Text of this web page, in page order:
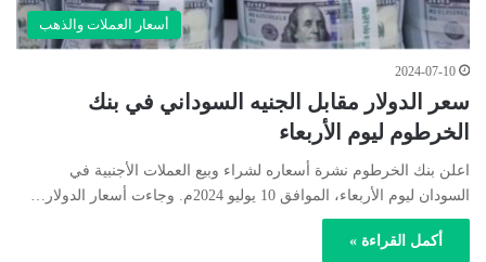
أسعار العملات والذهب
2024-07-10
سعر الدولار مقابل الجنيه السوداني في بنك
الخرطوم ليوم الأربعاء
اعلن بنك الخرطوم نشرة أسعاره لشراء وبيع العملات الأجنبية في
السودان ليوم الأربعاء، الموافق 10 يوليو 2024م. وجاءت أسعار الدولار…
أكمل القراءة »